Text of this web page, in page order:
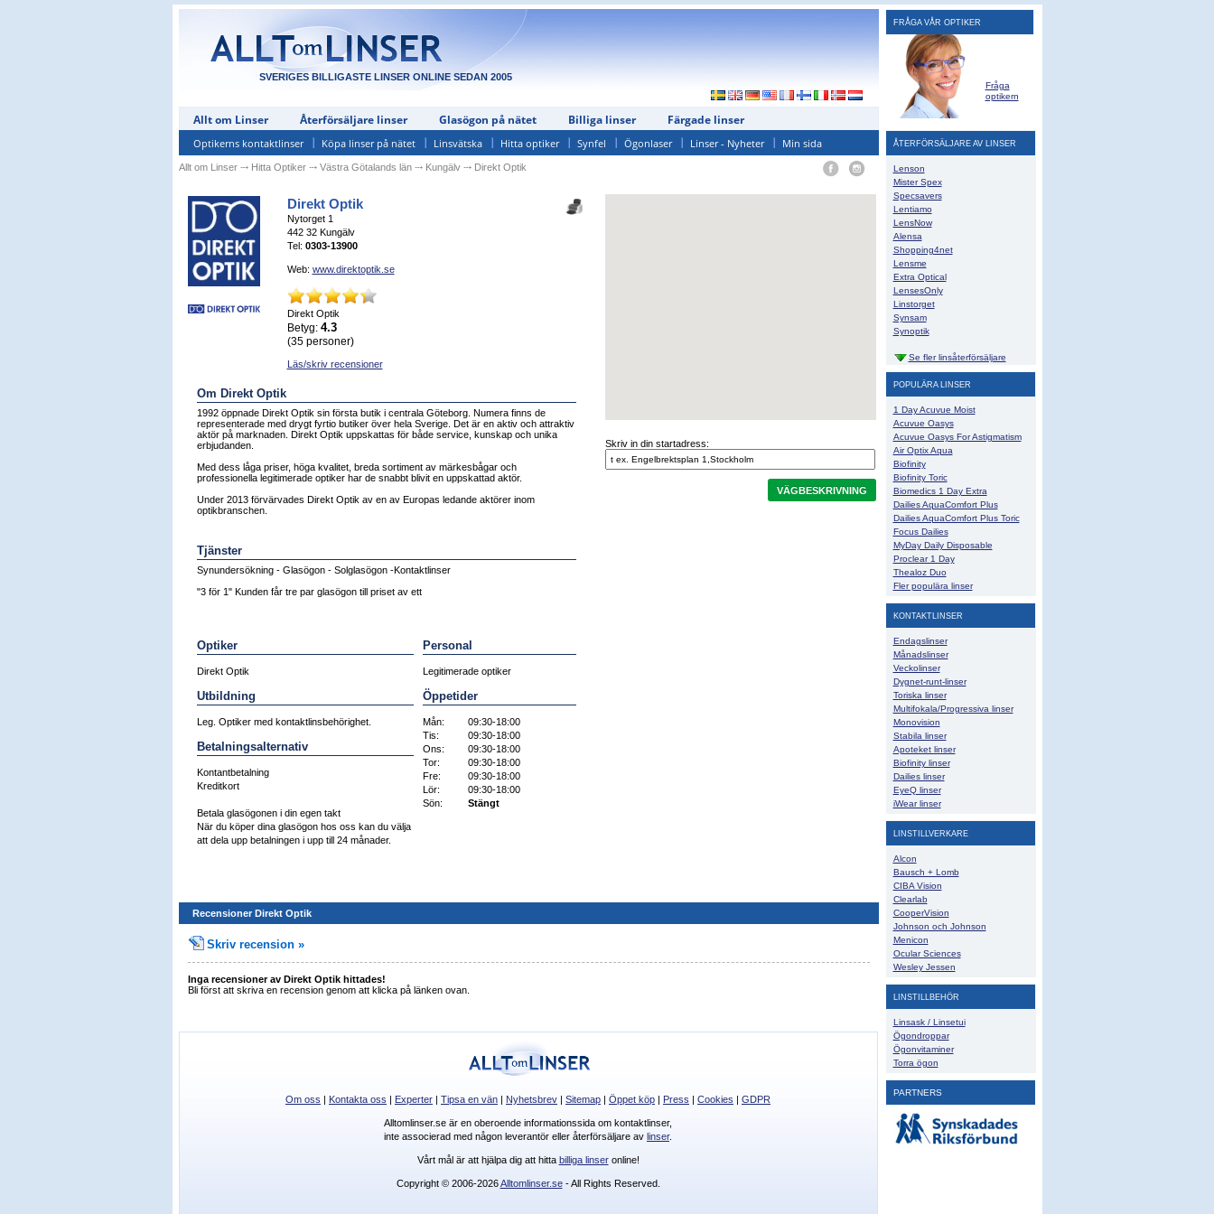
SVERIGES BILLIGASTE LINSER ONLINE SEDAN 2005
Allt om Linser Återförsäljare linser Glasögon på nätet Billiga linser Färgade linser
Optikerns kontaktlinser Köpa linser på nätet Linsvätska Hitta optiker Synfel Ögonlaser Linser - Nyheter Min sida
Allt om Linser⤏ Hitta Optiker⤏ Västra Götalands län⤏ Kungälv⤏ Direkt Optik
Direkt Optik
Nytorget 1
442 32 Kungälv
Tel: 0303-13900
Web: www.direktoptik.se
Direkt Optik
Betyg: 4.3
(35personer)
Läs/skriv recensioner
Om Direkt Optik
1992 öppnade Direkt Optik sin första butik i centrala Göteborg. Numera finns de
representerade med drygt fyrtio butiker över hela Sverige. Det är en aktiv och attraktiv
aktör på marknaden. Direkt Optik uppskattas för både service, kunskap och unika
erbjudanden.
Med dess låga priser, höga kvalitet, breda sortiment av märkesbågar och
professionella legitimerade optiker har de snabbt blivit en uppskattad aktör.
Under 2013 förvärvades Direkt Optik av en av Europas ledande aktörer inom
optikbranschen.
Tjänster
Synundersökning - Glasögon - Solglasögon -Kontaktlinser
"3 för 1" Kunden får tre par glasögon till priset av ett
Optiker
Direkt Optik
Utbildning
Leg. Optiker med kontaktlinsbehörighet.
Betalningsalternativ
Kontantbetalning
Kreditkort
Betala glasögonen i din egen takt
När du köper dina glasögon hos oss kan du välja
att dela upp betalningen i upp till 24 månader.
Personal
Legitimerade optiker
Öppetider
Mån:
09:30-18:00
Tis:
09:30-18:00
Ons:
09:30-18:00
Tor:
09:30-18:00
Fre:
09:30-18:00
Lör:
09:30-18:00
Sön:
Stängt
Skriv in din startadress:
VÄGBESKRIVNING
Recensioner Direkt Optik
Skriv recension »
Inga recensioner av Direkt Optik hittades!
Bli först att skriva en recension genom att klicka på länken ovan.
FRÅGA VÅR OPTIKER
Fråga
optikern
ÅTERFÖRSÄLJARE AV LINSER
Lenson
Mister Spex
Specsavers
Lentiamo
LensNow
Alensa
Shopping4net
Lensme
Extra Optical
LensesOnly
Linstorget
Synsam
Synoptik
Se fler linsåterförsäljare
POPULÄRA LINSER
1 Day Acuvue Moist
Acuvue Oasys
Acuvue Oasys For Astigmatism
Air Optix Aqua
Biofinity
Biofinity Toric
Biomedics 1 Day Extra
Dailies AquaComfort Plus
Dailies AquaComfort Plus Toric
Focus Dailies
MyDay Daily Disposable
Proclear 1 Day
Thealoz Duo
Fler populära linser
KONTAKTLINSER
Endagslinser
Månadslinser
Veckolinser
Dygnet-runt-linser
Toriska linser
Multifokala/Progressiva linser
Monovision
Stabila linser
Apoteket linser
Biofinity linser
Dailies linser
EyeQ linser
iWear linser
LINSTILLVERKARE
Alcon
Bausch + Lomb
CIBA Vision
Clearlab
CooperVision
Johnson och Johnson
Menicon
Ocular Sciences
Wesley Jessen
LINSTILLBEHÖR
Linsask / Linsetui
Ögondroppar
Ögonvitaminer
Torra ögon
PARTNERS
Om oss | Kontakta oss | Experter | Tipsa en vän | Nyhetsbrev | Sitemap | Öppet köp | Press | Cookies | GDPR
Alltomlinser.se är en oberoende informationssida om kontaktlinser,
inte associerad med någon leverantör eller återförsäljare av linser.
Vårt mål är att hjälpa dig att hitta billiga linseronline!
Copyright © 2006-2026Alltomlinser.se- All Rights Reserved.